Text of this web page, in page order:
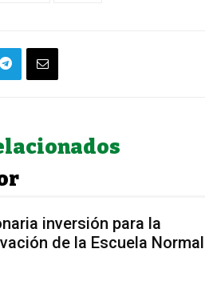
inversión para la
de la Escuela Normal